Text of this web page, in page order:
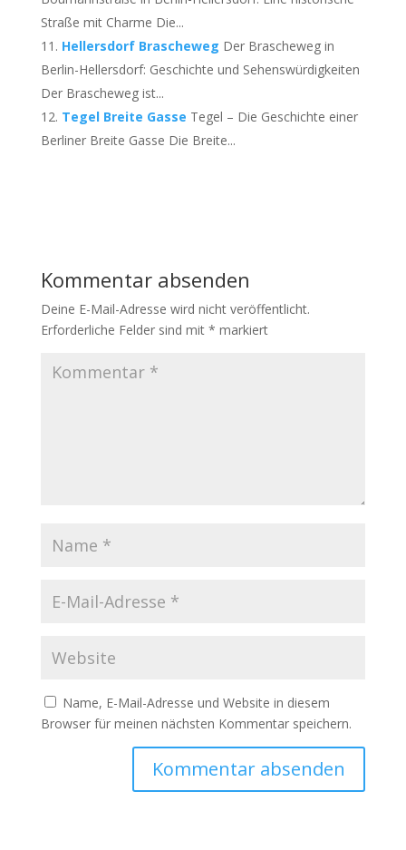
Straße mit Charme Die...
Hellersdorf Brascheweg Der Brascheweg in
Berlin-Hellersdorf: Geschichte und Sehenswürdigkeiten
Der Brascheweg ist...
Tegel Breite Gasse Tegel – Die Geschichte einer
Berliner Breite Gasse Die Breite...
Kommentar absenden
Deine E-Mail-Adresse wird nicht veröffentlicht.
Erforderliche Felder sind mit * markiert
Name, E-Mail-Adresse und Website in diesem
Browser für meinen nächsten Kommentar speichern.